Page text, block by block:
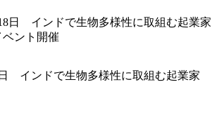
インドで生物多様性に取組む起業家